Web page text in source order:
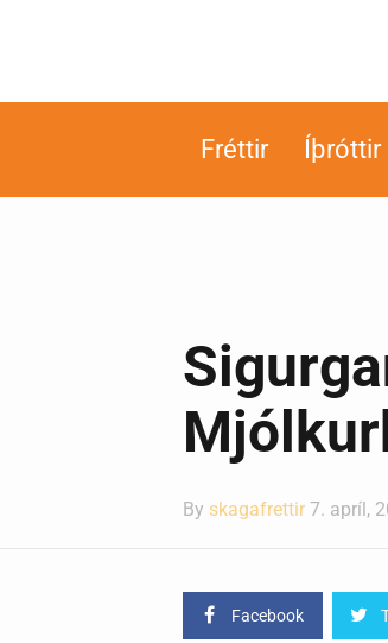
Fréttir Íþróttir
By skagafrettir 7. apríl,
Facebook